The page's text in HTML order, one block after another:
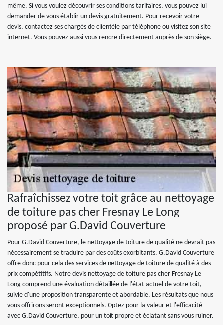
même. Si vous voulez découvrir ses conditions tarifaires, vous pouvez lui
demander de vous établir un devis gratuitement. Pour recevoir votre
devis, contactez ses chargés de clientèle par téléphone ou visitez son site
internet. Vous pouvez aussi vous rendre directement auprès de son siège.
Rafraîchissez votre toit grâce au nettoyage
de toiture pas cher Fresnay Le Long
proposé par G.David Couverture
Pour G.David Couverture, le nettoyage de toiture de qualité ne devrait pas
nécessairement se traduire par des coûts exorbitants. G.David Couverture
offre donc pour cela des services de nettoyage de toiture de qualité à des
prix compétitifs. Notre devis nettoyage de toiture pas cher Fresnay Le
Long comprend une évaluation détaillée de l'état actuel de votre toit,
suivie d'une proposition transparente et abordable. Les résultats que nous
vous offrirons seront exceptionnels. Optez pour la valeur et l'efficacité
avec G.David Couverture, pour un toit propre et éclatant sans vous ruiner.